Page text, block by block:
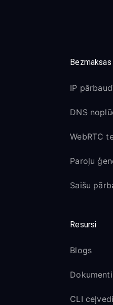
IP
DNS
WebRTC
Paroļu
Saišu
Resursi
Blogs
Dokumenti
CLI